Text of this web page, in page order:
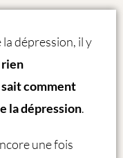
dépression, il y
rien
comment
la dépression.
une fois